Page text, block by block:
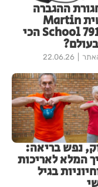
ההגברה
אלחוטית Martin
School 791 Plus הכי
22.06.26
נפש בריאה:
המלא לאריכות
בגיל